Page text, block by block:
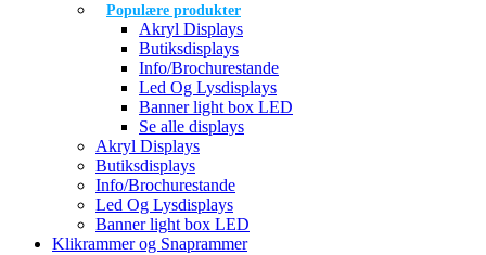
Populære produkter
Akryl Displays
Butiksdisplays
Info/Brochurestande
Led Og Lysdisplays
Banner light box LED
Se alle displays
Akryl Displays
Butiksdisplays
Info/Brochurestande
Led Og Lysdisplays
Banner light box LED
Klikrammer og Snaprammer